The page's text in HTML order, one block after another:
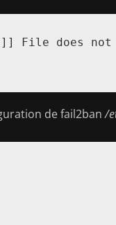
does not
de fail2ban/